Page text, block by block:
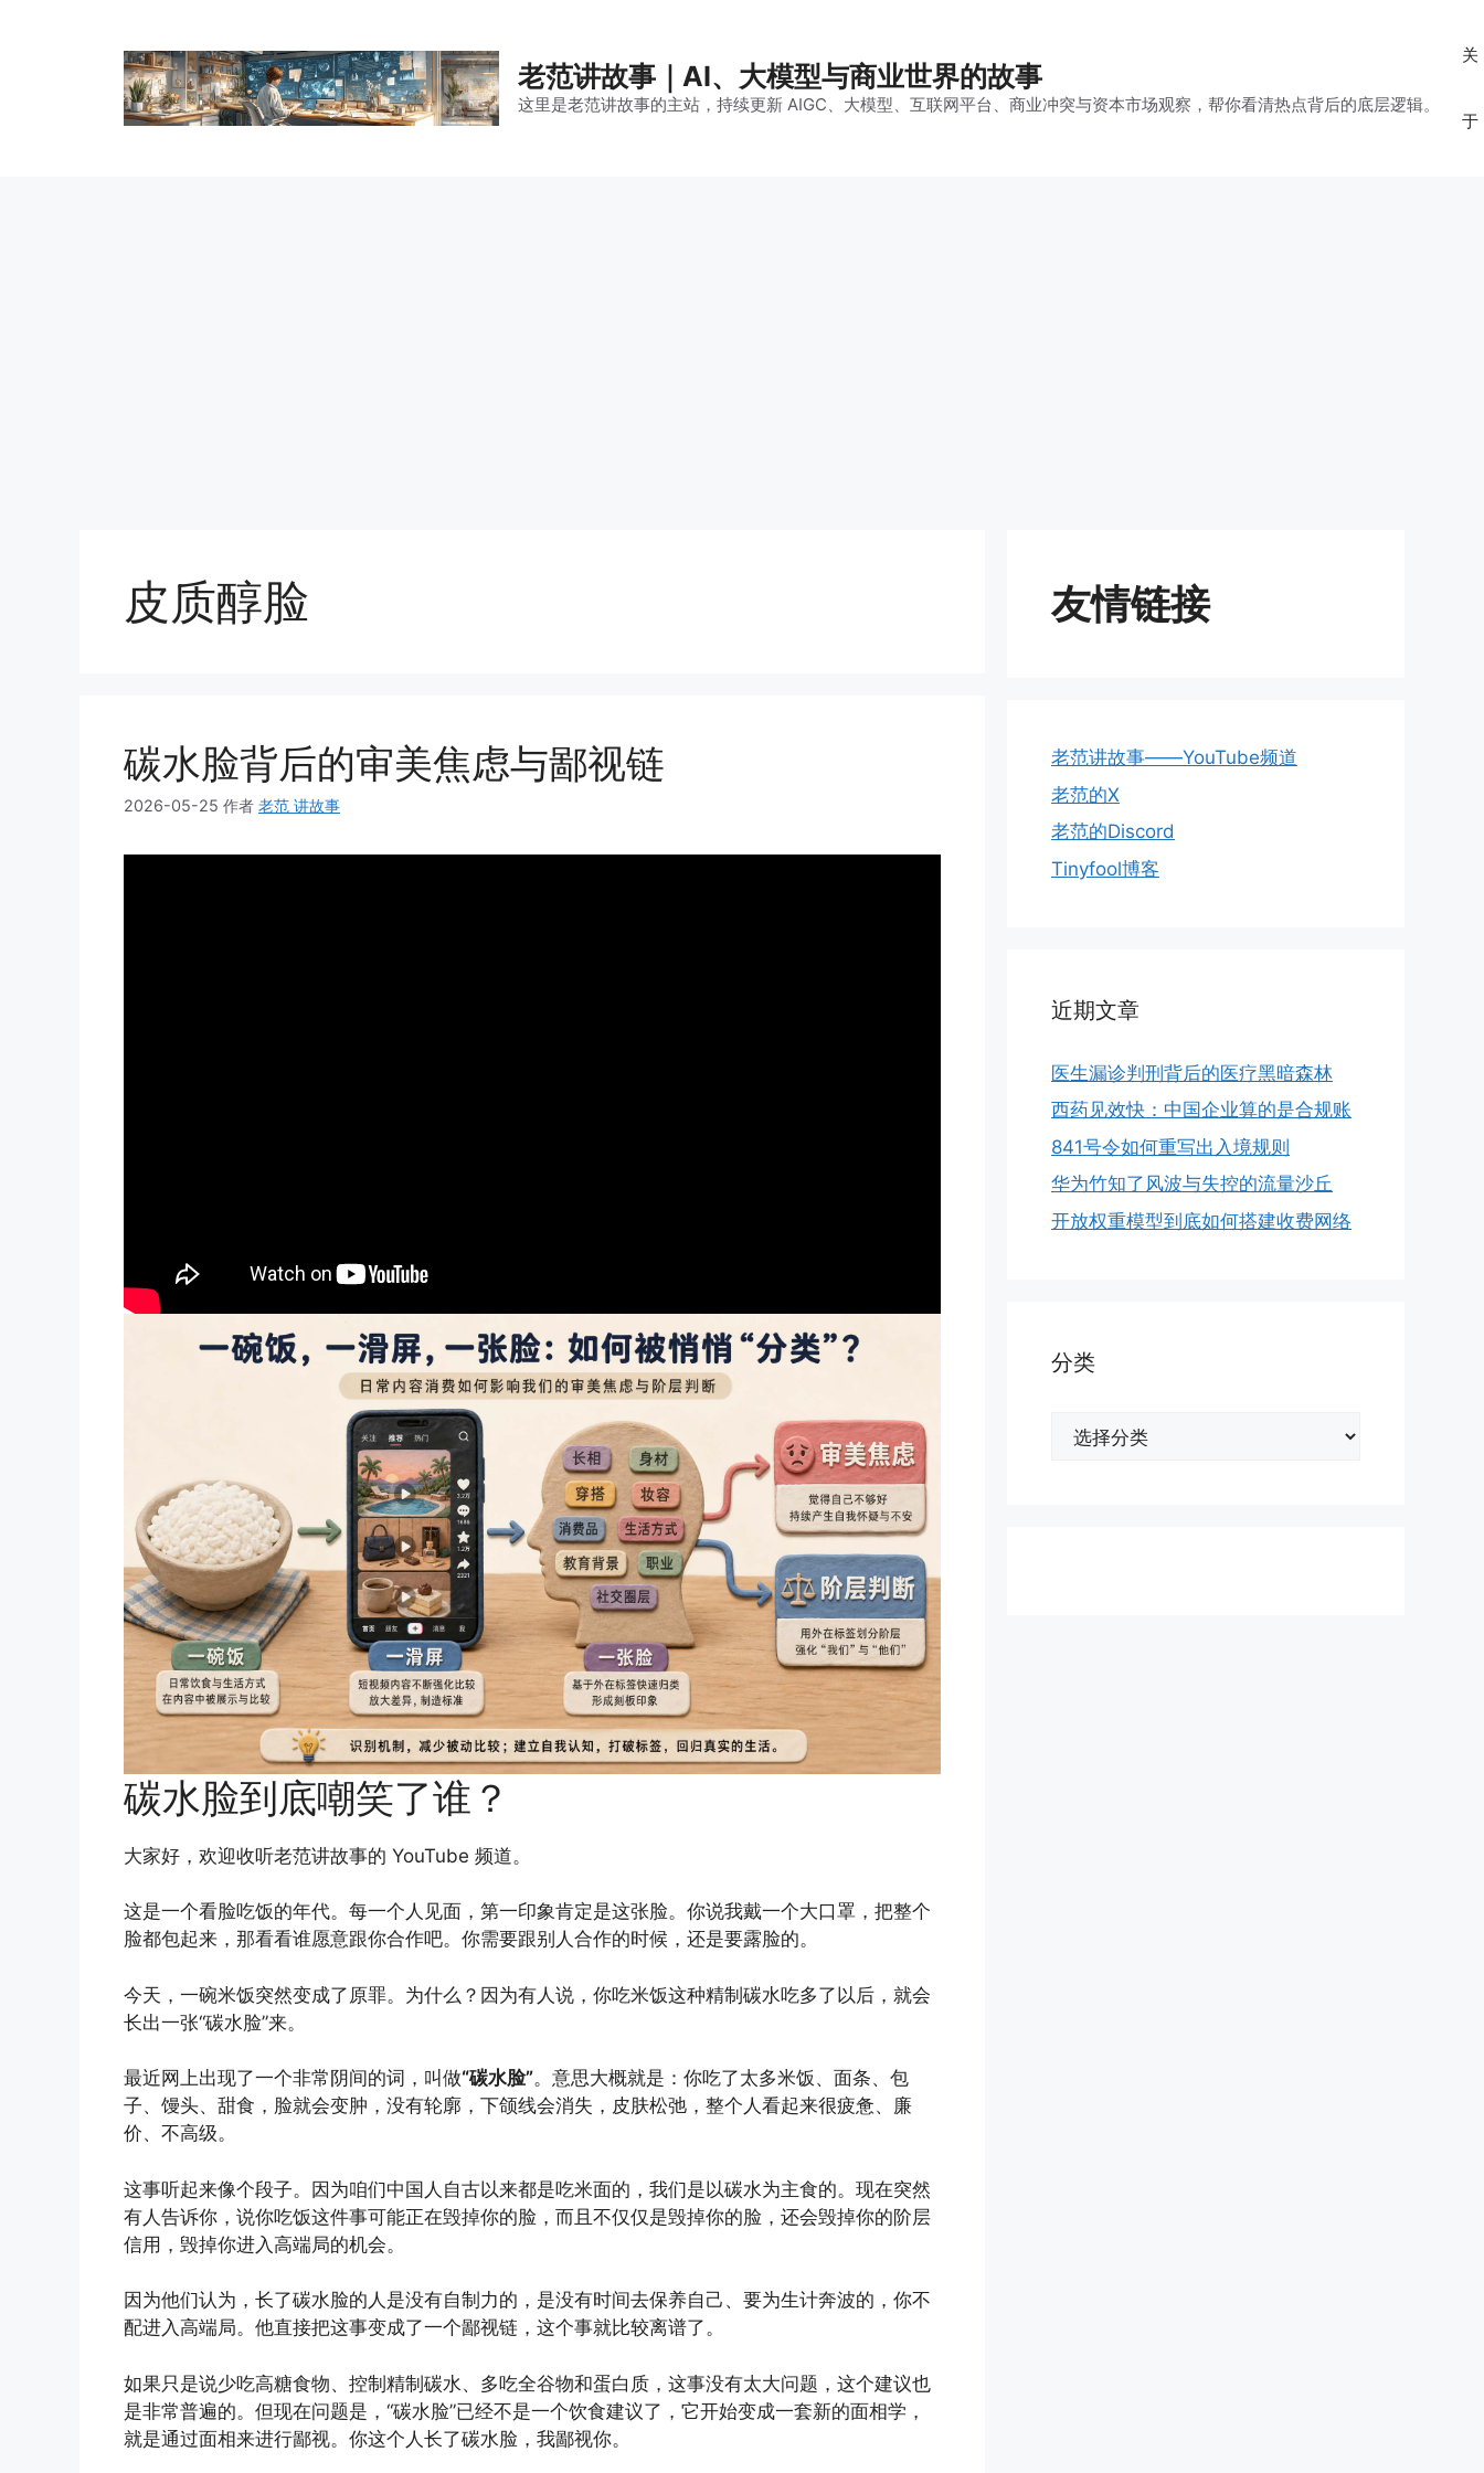
老范讲故事｜AI、大模型与商业世界的故事
这里是老范讲故事的主站，持续更新 AIGC、大模型、互联网平台、商业冲突与资本市场观察，帮你看清热点背后的底层逻辑。
关
于
皮质醇脸
碳水脸背后的审美焦虑与鄙视链
2026-05-25 作者 老范 讲故事
碳水脸到底嘲笑了谁？
大家好，欢迎收听老范讲故事的 YouTube 频道。
这是一个看脸吃饭的年代。每一个人见面，第一印象肯定是这张脸。你说我戴一个大口罩，把整个
脸都包起来，那看看谁愿意跟你合作吧。你需要跟别人合作的时候，还是要露脸的。
今天，一碗米饭突然变成了原罪。为什么？因为有人说，你吃米饭这种精制碳水吃多了以后，就会
长出一张“碳水脸”来。
最近网上出现了一个非常阴间的词，叫做“碳水脸”。意思大概就是：你吃了太多米饭、面条、包
子、馒头、甜食，脸就会变肿，没有轮廓，下颌线会消失，皮肤松弛，整个人看起来很疲惫、廉
价、不高级。
这事听起来像个段子。因为咱们中国人自古以来都是吃米面的，我们是以碳水为主食的。现在突然
有人告诉你，说你吃饭这件事可能正在毁掉你的脸，而且不仅仅是毁掉你的脸，还会毁掉你的阶层
信用，毁掉你进入高端局的机会。
因为他们认为，长了碳水脸的人是没有自制力的，是没有时间去保养自己、要为生计奔波的，你不
配进入高端局。他直接把这事变成了一个鄙视链，这个事就比较离谱了。
如果只是说少吃高糖食物、控制精制碳水、多吃全谷物和蛋白质，这事没有太大问题，这个建议也
是非常普遍的。但现在问题是，“碳水脸”已经不是一个饮食建议了，它开始变成一套新的面相学，
就是通过面相来进行鄙视。你这个人长了碳水脸，我鄙视你。
友情链接
老范讲故事——YouTube频道
老范的X
老范的Discord
Tinyfool博客
近期文章
医生漏诊判刑背后的医疗黑暗森林
西药见效快：中国企业算的是合规账
841号令如何重写出入境规则
华为竹知了风波与失控的流量沙丘
开放权重模型到底如何搭建收费网络
分类